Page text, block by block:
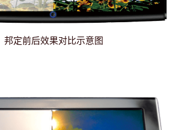
邦定前后效果对比示意图